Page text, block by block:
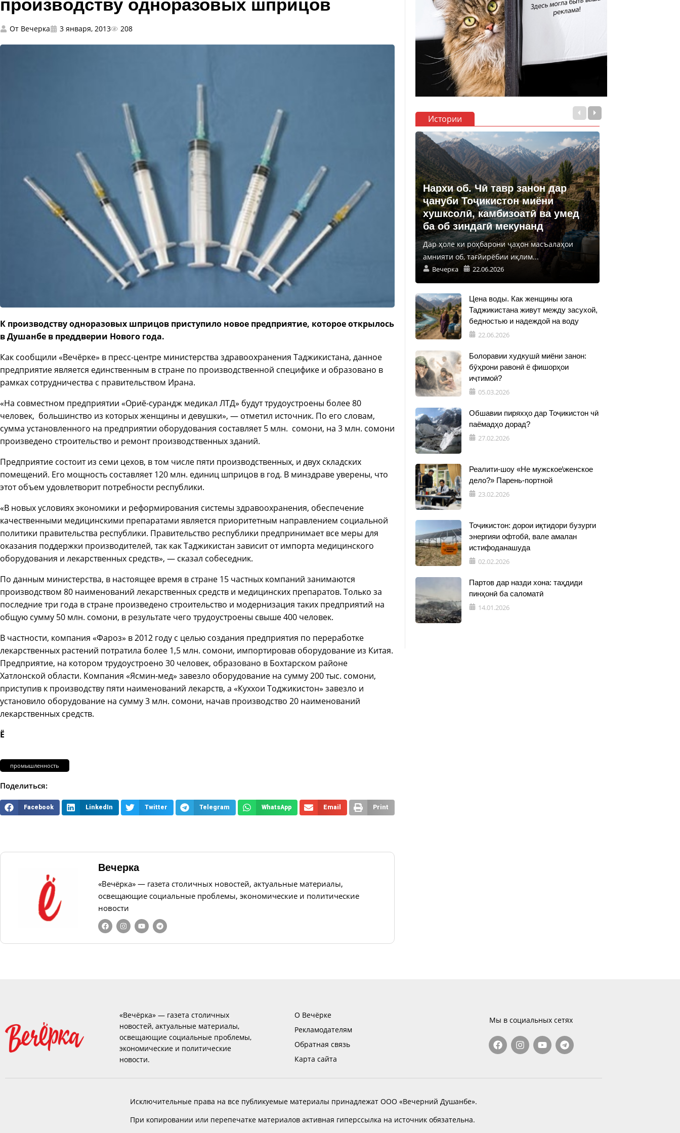
производству одноразовых шприцов
От Вечерка 3 января, 2013 208
К производству одноразовых шприцов приступило новое предприятие, которое открылось
в Душанбе в преддверии Нового года.
Как сообщили «Вечёрке» в пресс-центре министерства здравоохранения Таджикистана, данное
предприятие является единственным в стране по производственной специфике и образовано в
рамках сотрудничества с правительством Ирана.
«На совместном предприятии «Ориё-сурандж медикал ЛТД» будут трудоустроены более 80
человек, большинство из которых женщины и девушки», — отметил источник. По его словам,
сумма установленного на предприятии оборудования составляет 5 млн. сомони, на 3 млн. сомони
произведено строительство и ремонт производственных зданий.
Предприятие состоит из семи цехов, в том числе пяти производственных, и двух складских
помещений. Его мощность составляет 120 млн. единиц шприцов в год. В минздраве уверены, что
этот объем удовлетворит потребности республики.
«В новых условиях экономики и реформирования системы здравоохранения, обеспечение
качественными медицинскими препаратами является приоритетным направлением социальной
политики правительства республики. Правительство республики предпринимает все меры для
оказания поддержки производителей, так как Таджикистан зависит от импорта медицинского
оборудования и лекарственных средств», — сказал собеседник.
По данным министерства, в настоящее время в стране 15 частных компаний занимаются
производством 80 наименований лекарственных средств и медицинских препаратов. Только за
последние три года в стране произведено строительство и модернизация таких предприятий на
общую сумму 50 млн. сомони, в результате чего трудоустроены свыше 400 человек.
В частности, компания «Фароз» в 2012 году с целью создания предприятия по переработке
лекарственных растений потратила более 1,5 млн. сомони, импортировав оборудование из Китая.
Предприятие, на котором трудоустроено 30 человек, образовано в Бохтарском районе
Хатлонской области. Компания «Ясмин-мед» завезло оборудование на сумму 200 тыс. сомони,
приступив к производству пяти наименований лекарств, а «Куххои Тоджикистон» завезло и
установило оборудование на сумму 3 млн. сомони, начав производство 20 наименований
лекарственных средств.
Ё
промышленность
Поделиться:
Facebook LinkedIn Twitter Telegram WhatsApp Email Print
Вечерка
«Вечёрка» — газета столичных новостей, актуальные материалы,
освещающие социальные проблемы, экономические и политические
новости
Истории
Нархи об. Чӣ тавр занон дар
ҷануби Тоҷикистон миёни
хушксолӣ, камбизоатӣ ва умед
ба об зиндагӣ мекунанд
Дар ҳоле ки роҳбарони ҷаҳон масъалаҳои
амнияти об, тағйирёбии иқлим...
Вечерка 22.06.2026
Цена воды. Как женщины юга
Таджикистана живут между засухой,
бедностью и надеждой на воду
22.06.2026
Болоравии худкушӣ миёни занон:
бӯҳрони равонӣ ё фишорҳои
иҷтимоӣ?
05.03.2026
Обшавии пиряхҳо дар Тоҷикистон чӣ
паёмадҳо дорад?
27.02.2026
Реалити-шоу «Не мужское\женское
дело?» Парень-портной
23.02.2026
Тоҷикистон: дорои иқтидори бузурги
энергияи офтобӣ, вале амалан
истифоданашуда
02.02.2026
Партов дар назди хона: таҳдиди
пинҳонӣ ба саломатӣ
14.01.2026
«Вечёрка» — газета столичных
новостей, актуальные материалы,
освещающие социальные проблемы,
экономические и политические
новости.
О Вечёрке
Рекламодателям
Обратная связь
Карта сайта
Мы в социальных сетях
Исключительные права на все публикуемые материалы принадлежат ООО «Вечерний Душанбе».
При копировании или перепечатке материалов активная гиперссылка на источник обязательна.